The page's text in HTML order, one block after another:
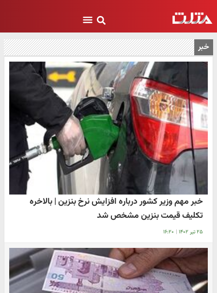
خبر
خبر مهم وزیر کشور درباره افزایش نرخ بنزین | بالاخره
تکلیف قیمت بنزین مشخص شد
۲۵ تیر ۱۴۰۲ | ۱۶:۲۰